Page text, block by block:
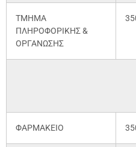
ΤΜΗΜΑ
ΠΛΗΡΟΦΟΡΙΚΗΣ &
ΟΡΓΑΝΩΣΗΣ
ΦΑΡΜΑΚΕΙΟ